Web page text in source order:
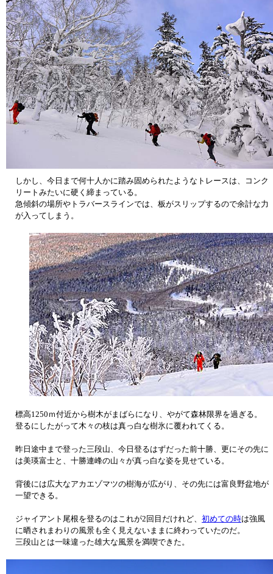
しかし、今日まで何十人かに踏み固められたようなトレースは、コンク
リートみたいに硬く締まっている。
急傾斜の場所やトラバースラインでは、板がスリップするので余計な力
が入ってしまう。
標高1250ｍ付近から樹木がまばらになり、やがて森林限界を過ぎる。
登るにしたがって木々の枝は真っ白な樹氷に覆われてくる。
昨日途中まで登った三段山、今日登るはずだった前十勝、更にその先に
は美瑛富士と、十勝連峰の山々が真っ白な姿を見せている。
背後には広大なアカエゾマツの樹海が広がり、その先には富良野盆地が
一望できる。
ジャイアント尾根を登るのはこれが2回目だけれど、 初めての時は強風
に晒されまわりの風景も全く見えないままに終わっていたのだ。
三段山とは一味違った雄大な風景を満喫できた。